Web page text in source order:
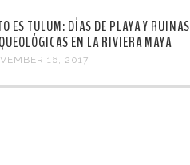
ES TULUM: DÍAS DE PLAYA Y RUINAS
EN LA RIVIERA MAYA
16, 2017